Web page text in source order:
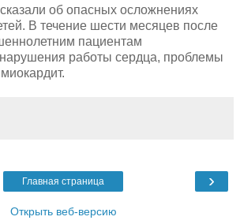
об опасных осложнениях
В течение шести месяцев после
пациентам
работы сердца, проблемы
›
Главная страница
Открыть веб-версию